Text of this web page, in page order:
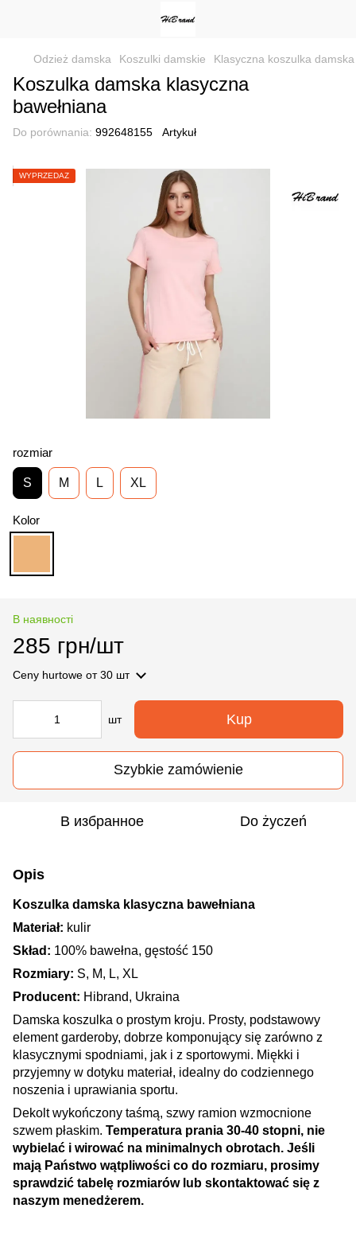
Odzież damska Koszulki damskie Klasyczna koszulka damska
Koszulka damska klasyczna
bawełniana
Do porównania: 992648155 Artykuł
WYPRZEDAŻ
rozmiar
S M L XL
Kolor
В наявності
285 грн/шт
Ceny hurtowe от 30 шт
шт Kup
Szybkie zamówienie
В избранное Do życzeń
Opis
Koszulka damska klasyczna bawełniana
Materiał: kulir
Skład: 100% bawełna, gęstość 150
Rozmiary: S, M, L, XL
Producent: Hibrand, Ukraina
Damska koszulka o prostym kroju. Prosty, podstawowy
element garderoby, dobrze komponujący się zarówno z
klasycznymi spodniami, jak i z sportowymi. Miękki i
przyjemny w dotyku materiał, idealny do codziennego
noszenia i uprawiania sportu.
Dekolt wykończony taśmą, szwy ramion wzmocnione
szwem płaskim. Temperatura prania 30-40 stopni, nie
wybielać i wirować na minimalnych obrotach. Jeśli
mają Państwo wątpliwości co do rozmiaru, prosimy
sprawdzić tabelę rozmiarów lub skontaktować się z
naszym menedżerem.